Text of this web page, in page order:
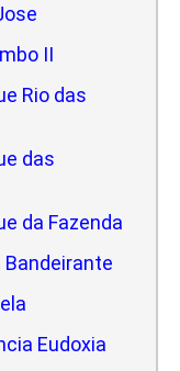
II
Rio das
das
da Fazenda
Bandeirante
Eudoxia